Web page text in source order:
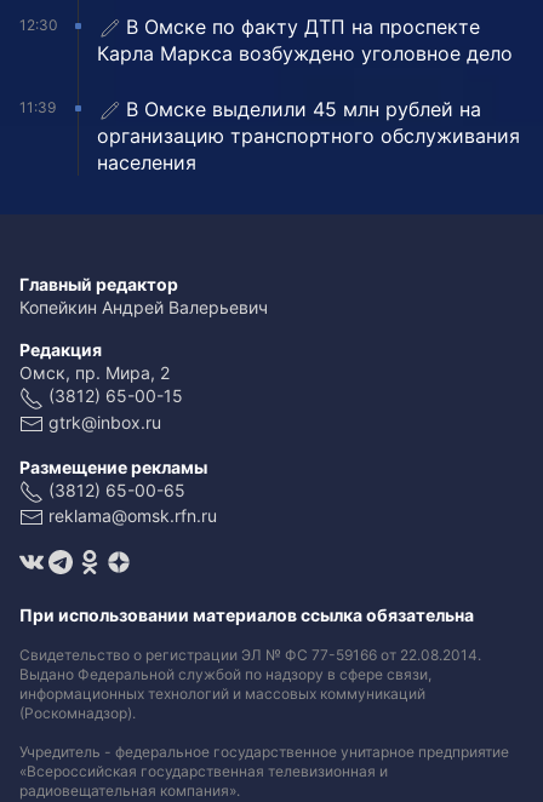
12:30
В Омске по факту ДТП на проспекте
Карла Маркса возбуждено уголовное дело
11:39
В Омске выделили 45 млн рублей на
организацию транспортного обслуживания
населения
Главный редактор
Копейкин Андрей Валерьевич
Редакция
Омск, пр. Мира, 2
(3812) 65-00-15
gtrk@inbox.ru
Размещение рекламы
(3812) 65-00-65
reklama@omsk.rfn.ru
При использовании материалов ссылка обязательна
Свидетельство о регистрации ЭЛ № ФС 77-59166 от 22.08.2014.
Выдано Федеральной службой по надзору в сфере связи,
информационных технологий и массовых коммуникаций
(Роскомнадзор).
Учредитель - федеральное государственное унитарное предприятие
«Всероссийская государственная телевизионная и
радиовещательная компания».